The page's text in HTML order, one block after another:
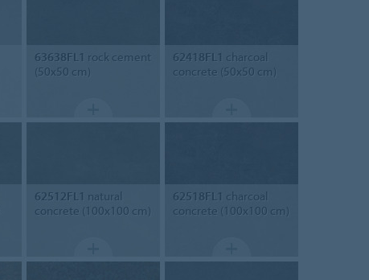
63638FL1 rock cement
(50x50 cm)
62418FL1 charcoal
concrete (50x50 cm)
62512FL1 natural
concrete (100x100 cm)
62518FL1 charcoal
concrete (100x100 cm)